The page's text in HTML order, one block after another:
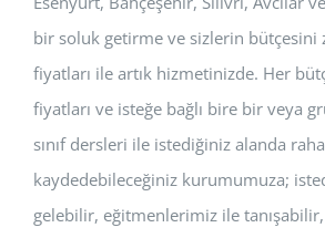
bir soluk getirme ve sizlerin bütçesini
fiyatları ile artık hizmetinizde. Her
fiyatları ve isteğe bağlı bire bir veya
sınıf dersleri ile istediğiniz alanda
kaydedebileceğiniz kurumumuza;
gelebilir, eğitmenlerimiz ile tanışabilir,